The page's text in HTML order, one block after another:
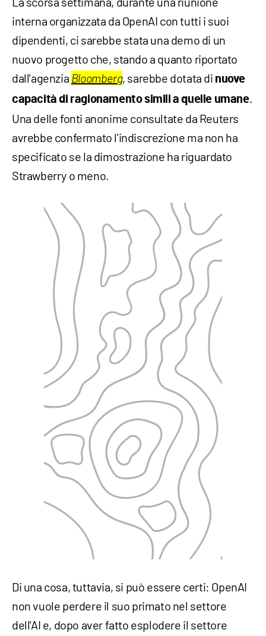
interna organizzata da OpenAI con tutti i suoi
dipendenti, ci sarebbe stata una demo di un
nuovo progetto che, stando a quanto riportato
dall'agenzia Bloomberg, sarebbe dotata di nuove
capacità di ragionamento simili a quelle umane.
Una delle fonti anonime consultate da Reuters
avrebbe confermato l'indiscrezione ma non ha
specificato se la dimostrazione ha riguardato
Strawberry o meno.
Di una cosa, tuttavia, si può essere certi: OpenAI
non vuole perdere il suo primato nel settore
dell'AI e, dopo aver fatto esplodere il settore